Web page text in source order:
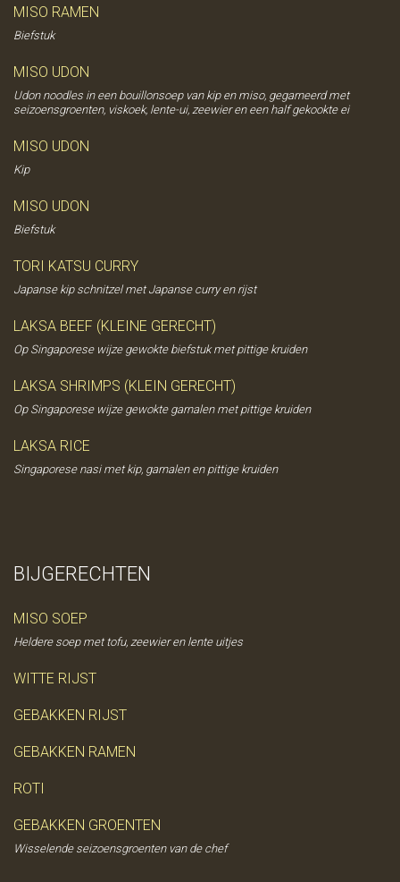
MISO RAMEN
Biefstuk
MISO UDON
Udon noodles in een bouillonsoep van kip en miso, gegarneerd met
seizoensgroenten, viskoek, lente-ui, zeewier en een half gekookte ei
MISO UDON
Kip
MISO UDON
Biefstuk
TORI KATSU CURRY
Japanse kip schnitzel met Japanse curry en rijst
LAKSA BEEF (KLEINE GERECHT)
Op Singaporese wijze gewokte biefstuk met pittige kruiden
LAKSA SHRIMPS (KLEIN GERECHT)
Op Singaporese wijze gewokte garnalen met pittige kruiden
LAKSA RICE
Singaporese nasi met kip, garnalen en pittige kruiden
BIJGERECHTEN
MISO SOEP
Heldere soep met tofu, zeewier en lente uitjes
WITTE RIJST
GEBAKKEN RIJST
GEBAKKEN RAMEN
ROTI
GEBAKKEN GROENTEN
Wisselende seizoensgroenten van de chef